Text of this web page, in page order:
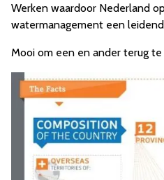
Werken waardoor Nederland
watermanagement een
Mooi om een en ander terug